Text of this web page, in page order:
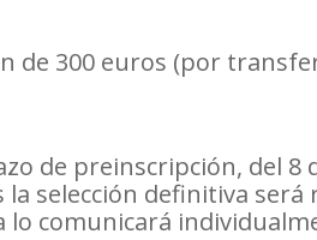
de 300 euros (por
de preinscripción, del 8
selección definitiva
lo comunicará